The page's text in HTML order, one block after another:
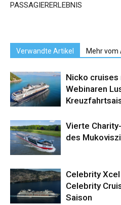
PASSAGIERERLEBNIS
Verwandte Artikel Mehr vom
Nicko cruises
Webinaren
Vierte
des
Celebrity
Celebrity
Saison